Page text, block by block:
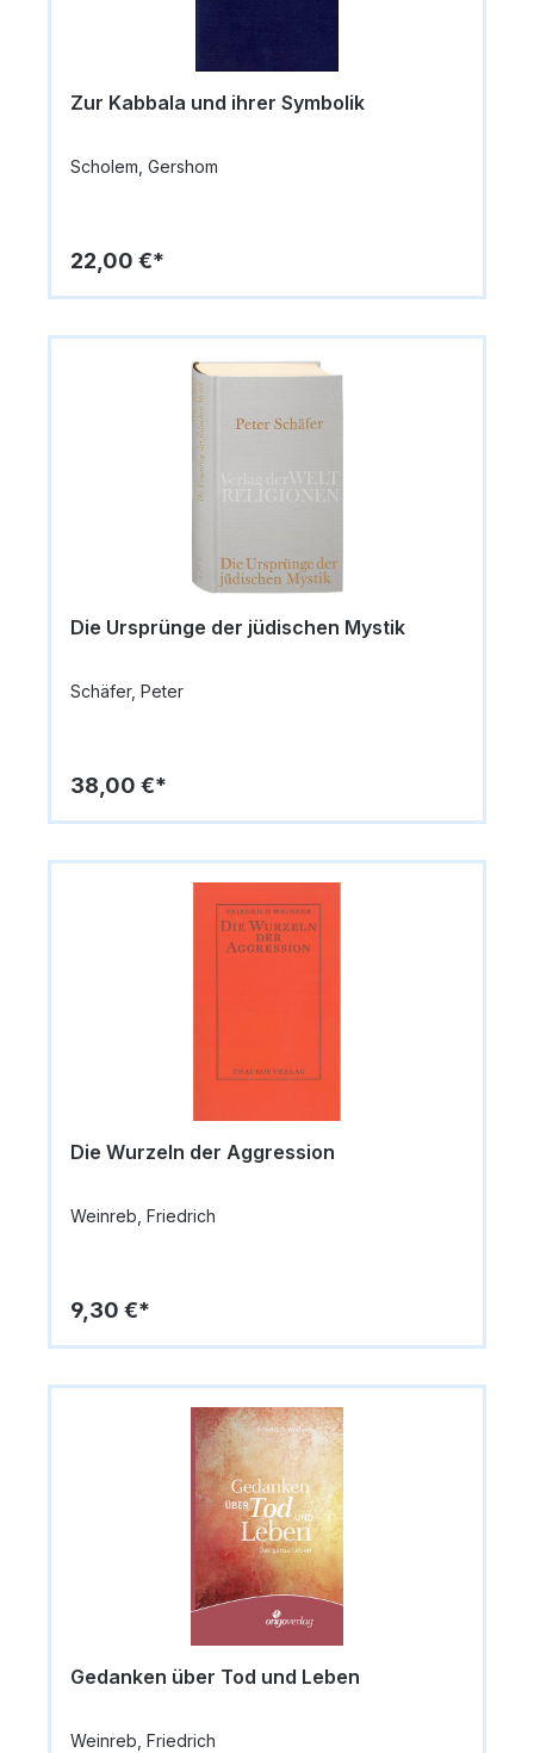
Zur Kabbala und ihrer Symbolik
Scholem, Gershom
22,00 €*
Die Ursprünge der jüdischen Mystik
Schäfer, Peter
38,00 €*
Die Wurzeln der Aggression
Weinreb, Friedrich
9,30 €*
Gedanken über Tod und Leben
Weinreb, Friedrich